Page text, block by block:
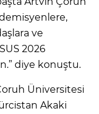
ve
2026
diye konuştu.
Üniversitesi
Akaki